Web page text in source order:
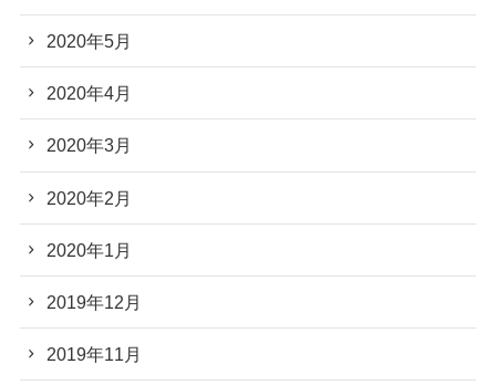
2020年5月
2020年4月
2020年3月
2020年2月
2020年1月
2019年12月
2019年11月